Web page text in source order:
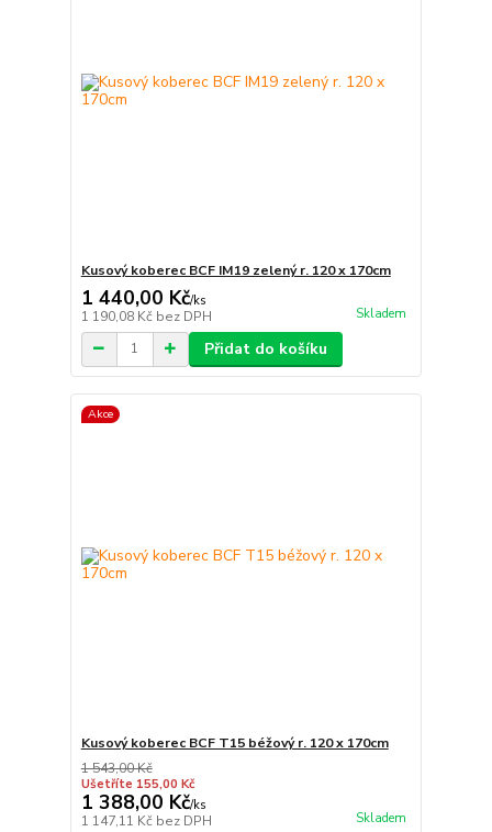
Kusový koberec BCF IM19 zelený r. 120 x 170cm
1 440,00 Kč/ks
1 190,08 Kč bez DPH Skladem
Přidat do košíku
Akce
Kusový koberec BCF T15 béžový r. 120 x 170cm
1 543,00 Kč
Ušetříte 155,00 Kč
1 388,00 Kč/ks
1 147,11 Kč bez DPH Skladem